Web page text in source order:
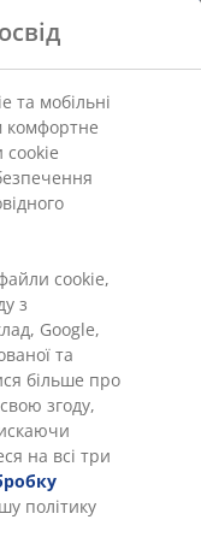
будь-якому
та мобільні
комфортне
cookie
cookie,
з
Google,
та
більше про
згоду,
на всі три
політику